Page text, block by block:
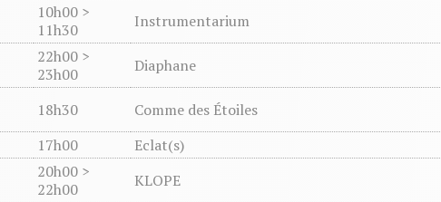
10h00 >
11h30
Instrumentarium
22h00 >
23h00
Diaphane
18h30 Comme des Étoiles
17h00 Eclat(s)
20h00 >
22h00
KLOPE